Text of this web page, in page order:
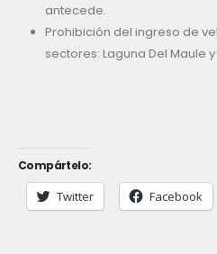
antecede.
Prohibición del ingreso de
sectores: Laguna Del Maule
Compártelo:
Twitter Facebook